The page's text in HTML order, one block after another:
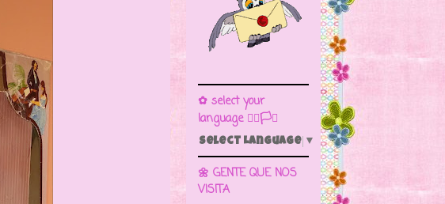
✿ select your
language 🏳️‍🌈🏳️🏁
Select Language ▼
🌼 GENTE QUE NOS
VISITA